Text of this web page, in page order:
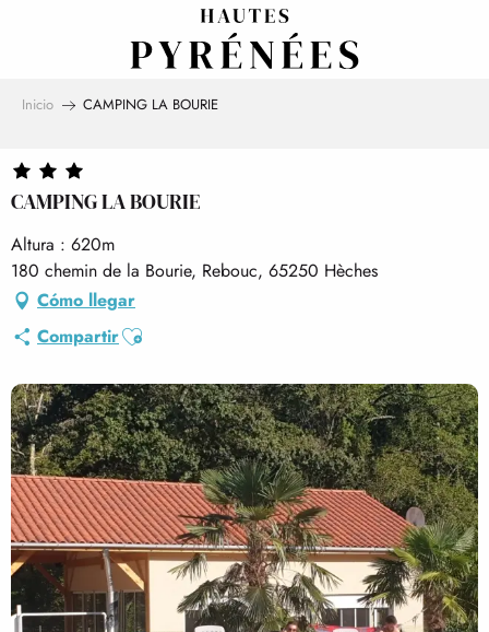
Inicio CAMPING LA BOURIE
CAMPING LA BOURIE
Altura : 620m
180 chemin de la Bourie, Rebouc, 65250 Hèches
Cómo llegar
CompartirAjouter aux favoris